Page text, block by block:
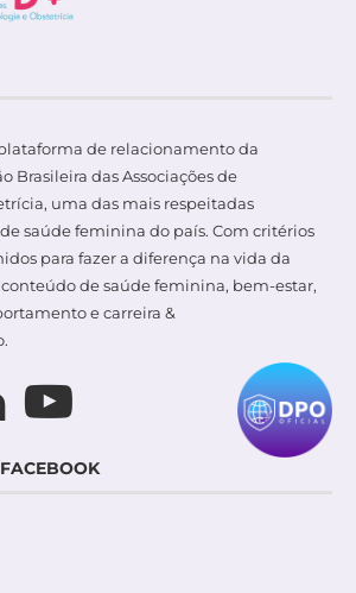
de relacionamento da
Brasileira das Associações de
uma das mais respeitadas
saúde feminina do país. Com critérios
para fazer a diferença na vida da
de saúde feminina, bem-estar,
e carreira &